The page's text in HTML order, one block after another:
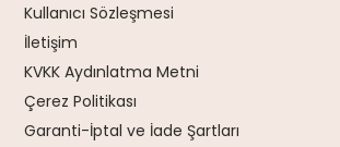
Kullanıcı Sözleşmesi
İletişim
KVKK Aydınlatma Metni
Çerez Politikası
Garanti-İptal ve İade Şartları